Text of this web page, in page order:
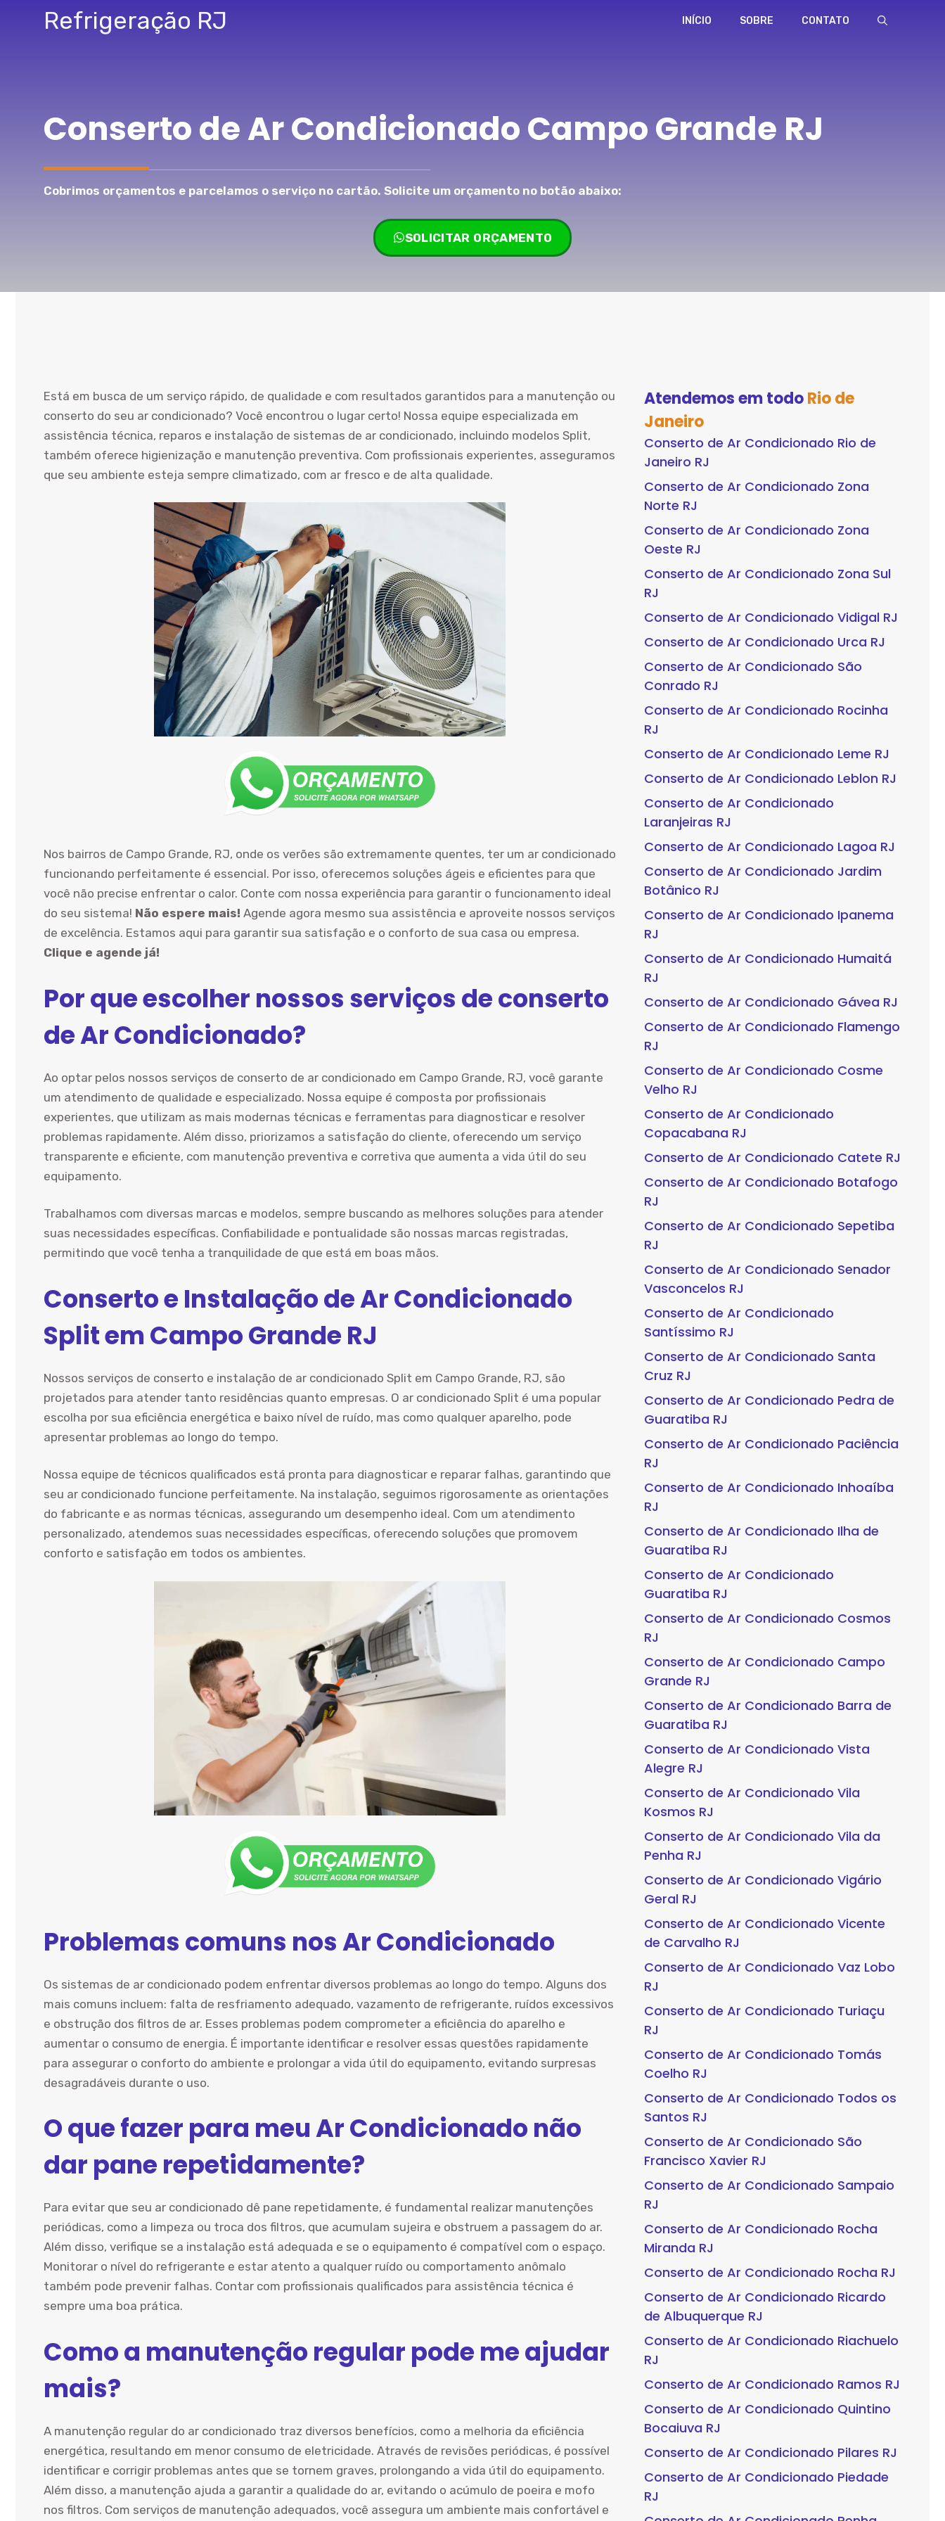
Refrigeração RJ INÍCIO SOBRE CONTATO
Conserto de Ar Condicionado Campo Grande RJ
Cobrimos orçamentos e parcelamos o serviço no cartão. Solicite um orçamento no botão abaixo:
SOLICITAR ORÇAMENTO
Está em busca de um serviço rápido, de qualidade e com resultados garantidos para a manutenção ou
conserto do seu ar condicionado? Você encontrou o lugar certo! Nossa equipe especializada em
assistência técnica, reparos e instalação de sistemas de ar condicionado, incluindo modelos Split,
também oferece higienização e manutenção preventiva. Com profissionais experientes, asseguramos
que seu ambiente esteja sempre climatizado, com ar fresco e de alta qualidade.
Nos bairros de Campo Grande, RJ, onde os verões são extremamente quentes, ter um ar condicionado
funcionando perfeitamente é essencial. Por isso, oferecemos soluções ágeis e eficientes para que
você não precise enfrentar o calor. Conte com nossa experiência para garantir o funcionamento ideal
do seu sistema! Não espere mais! Agende agora mesmo sua assistência e aproveite nossos serviços
de excelência. Estamos aqui para garantir sua satisfação e o conforto de sua casa ou empresa.
Clique e agende já!
Por que escolher nossos serviços de conserto
de Ar Condicionado?
Ao optar pelos nossos serviços de conserto de ar condicionado em Campo Grande, RJ, você garante
um atendimento de qualidade e especializado. Nossa equipe é composta por profissionais
experientes, que utilizam as mais modernas técnicas e ferramentas para diagnosticar e resolver
problemas rapidamente. Além disso, priorizamos a satisfação do cliente, oferecendo um serviço
transparente e eficiente, com manutenção preventiva e corretiva que aumenta a vida útil do seu
equipamento.
Trabalhamos com diversas marcas e modelos, sempre buscando as melhores soluções para atender
suas necessidades específicas. Confiabilidade e pontualidade são nossas marcas registradas,
permitindo que você tenha a tranquilidade de que está em boas mãos.
Conserto e Instalação de Ar Condicionado
Split em Campo Grande RJ
Nossos serviços de conserto e instalação de ar condicionado Split em Campo Grande, RJ, são
projetados para atender tanto residências quanto empresas. O ar condicionado Split é uma popular
escolha por sua eficiência energética e baixo nível de ruído, mas como qualquer aparelho, pode
apresentar problemas ao longo do tempo.
Nossa equipe de técnicos qualificados está pronta para diagnosticar e reparar falhas, garantindo que
seu ar condicionado funcione perfeitamente. Na instalação, seguimos rigorosamente as orientações
do fabricante e as normas técnicas, assegurando um desempenho ideal. Com um atendimento
personalizado, atendemos suas necessidades específicas, oferecendo soluções que promovem
conforto e satisfação em todos os ambientes.
Problemas comuns nos Ar Condicionado
Os sistemas de ar condicionado podem enfrentar diversos problemas ao longo do tempo. Alguns dos
mais comuns incluem: falta de resfriamento adequado, vazamento de refrigerante, ruídos excessivos
e obstrução dos filtros de ar. Esses problemas podem comprometer a eficiência do aparelho e
aumentar o consumo de energia. É importante identificar e resolver essas questões rapidamente
para assegurar o conforto do ambiente e prolongar a vida útil do equipamento, evitando surpresas
desagradáveis durante o uso.
O que fazer para meu Ar Condicionado não
dar pane repetidamente?
Para evitar que seu ar condicionado dê pane repetidamente, é fundamental realizar manutenções
periódicas, como a limpeza ou troca dos filtros, que acumulam sujeira e obstruem a passagem do ar.
Além disso, verifique se a instalação está adequada e se o equipamento é compatível com o espaço.
Monitorar o nível do refrigerante e estar atento a qualquer ruído ou comportamento anômalo
também pode prevenir falhas. Contar com profissionais qualificados para assistência técnica é
sempre uma boa prática.
Como a manutenção regular pode me ajudar
mais?
A manutenção regular do ar condicionado traz diversos benefícios, como a melhoria da eficiência
energética, resultando em menor consumo de eletricidade. Através de revisões periódicas, é possível
identificar e corrigir problemas antes que se tornem graves, prolongando a vida útil do equipamento.
Além disso, a manutenção ajuda a garantir a qualidade do ar, evitando o acúmulo de poeira e mofo
nos filtros. Com serviços de manutenção adequados, você assegura um ambiente mais confortável e
Atendemos em todoRio de
Janeiro
Conserto de Ar Condicionado Rio de
Janeiro RJ
Conserto de Ar Condicionado Zona
Norte RJ
Conserto de Ar Condicionado Zona
Oeste RJ
Conserto de Ar Condicionado Zona Sul
RJ
Conserto de Ar Condicionado Vidigal RJ
Conserto de Ar Condicionado Urca RJ
Conserto de Ar Condicionado São
Conrado RJ
Conserto de Ar Condicionado Rocinha
RJ
Conserto de Ar Condicionado Leme RJ
Conserto de Ar Condicionado Leblon RJ
Conserto de Ar Condicionado
Laranjeiras RJ
Conserto de Ar Condicionado Lagoa RJ
Conserto de Ar Condicionado Jardim
Botânico RJ
Conserto de Ar Condicionado Ipanema
RJ
Conserto de Ar Condicionado Humaitá
RJ
Conserto de Ar Condicionado Gávea RJ
Conserto de Ar Condicionado Flamengo
RJ
Conserto de Ar Condicionado Cosme
Velho RJ
Conserto de Ar Condicionado
Copacabana RJ
Conserto de Ar Condicionado Catete RJ
Conserto de Ar Condicionado Botafogo
RJ
Conserto de Ar Condicionado Sepetiba
RJ
Conserto de Ar Condicionado Senador
Vasconcelos RJ
Conserto de Ar Condicionado
Santíssimo RJ
Conserto de Ar Condicionado Santa
Cruz RJ
Conserto de Ar Condicionado Pedra de
Guaratiba RJ
Conserto de Ar Condicionado Paciência
RJ
Conserto de Ar Condicionado Inhoaíba
RJ
Conserto de Ar Condicionado Ilha de
Guaratiba RJ
Conserto de Ar Condicionado
Guaratiba RJ
Conserto de Ar Condicionado Cosmos
RJ
Conserto de Ar Condicionado Campo
Grande RJ
Conserto de Ar Condicionado Barra de
Guaratiba RJ
Conserto de Ar Condicionado Vista
Alegre RJ
Conserto de Ar Condicionado Vila
Kosmos RJ
Conserto de Ar Condicionado Vila da
Penha RJ
Conserto de Ar Condicionado Vigário
Geral RJ
Conserto de Ar Condicionado Vicente
de Carvalho RJ
Conserto de Ar Condicionado Vaz Lobo
RJ
Conserto de Ar Condicionado Turiaçu
RJ
Conserto de Ar Condicionado Tomás
Coelho RJ
Conserto de Ar Condicionado Todos os
Santos RJ
Conserto de Ar Condicionado São
Francisco Xavier RJ
Conserto de Ar Condicionado Sampaio
RJ
Conserto de Ar Condicionado Rocha
Miranda RJ
Conserto de Ar Condicionado Rocha RJ
Conserto de Ar Condicionado Ricardo
de Albuquerque RJ
Conserto de Ar Condicionado Riachuelo
RJ
Conserto de Ar Condicionado Ramos RJ
Conserto de Ar Condicionado Quintino
Bocaiuva RJ
Conserto de Ar Condicionado Pilares RJ
Conserto de Ar Condicionado Piedade
RJ